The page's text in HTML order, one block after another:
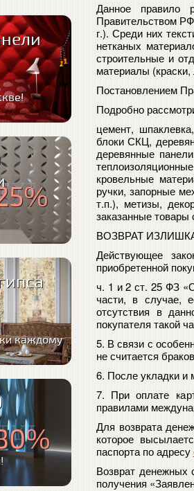
Данное правило
Правительством
г.). Среди них
нетканых
строительные и
материалы (краски,
Постановлением
Подробно
цемент,
блоки СКЦ,
деревянные
кровельные
ручки, запорные
т.п.), метизы,
заказанные товары
ВОЗВРАТ
Действующее
приобретенной
ч. 1 и 2 ст. 25 ФЗ
части, в случае,
отсутствия в
покупателя такой
5. В связи с
не считается
6. После укладки и
7. При оплате
правилами
Для возврата
которое
паспорта по адресу
Возврат денежных
получения
каждому